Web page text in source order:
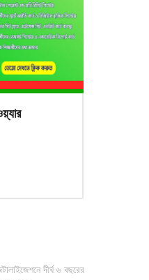
দীর্ঘ ৬ বছরের